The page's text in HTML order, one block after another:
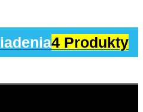
4 Produkty